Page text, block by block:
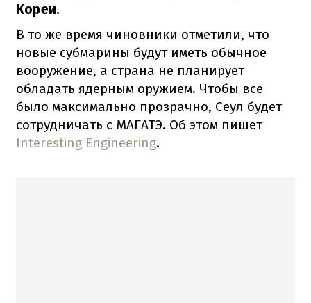
Кореи.
В то же время чиновники отметили, что
новые субмарины будут иметь обычное
вооружение, а страна не планирует
обладать ядерным оружием. Чтобы все
было максимально прозрачно, Сеул будет
сотрудничать с МАГАТЭ. Об этом пишет
Interesting Engineering.